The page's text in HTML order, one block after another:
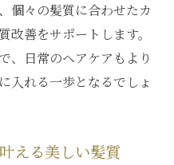
個々の髪質に合わせたカ
善をサポートします。
、日常のヘアケアもより
入れる一歩となるでしょ
える美しい髪質